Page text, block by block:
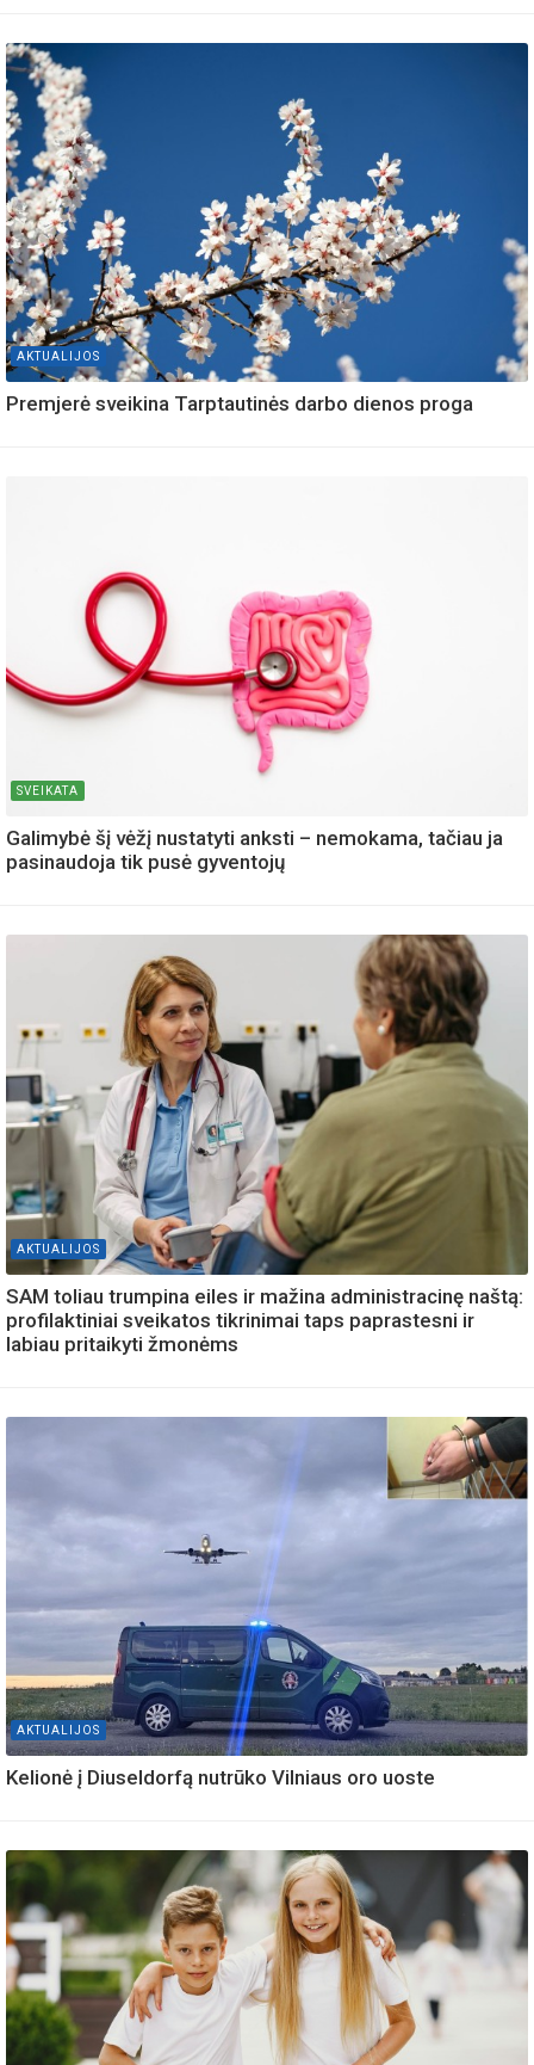
AKTUALIJOS
Premjerė sveikina Tarptautinės darbo dienos proga
SVEIKATA
Galimybė šį vėžį nustatyti anksti – nemokama, tačiau ja
pasinaudoja tik pusė gyventojų
AKTUALIJOS
SAM toliau trumpina eiles ir mažina administracinę naštą:
profilaktiniai sveikatos tikrinimai taps paprastesni ir
labiau pritaikyti žmonėms
AKTUALIJOS
Kelionė į Diuseldorfą nutrūko Vilniaus oro uoste